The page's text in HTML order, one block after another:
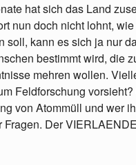
hat sich das Land
nun doch nicht lohnt,
soll, kann es sich ja nur
bestimmt wird, die
mehren wollen.
Feldforschung
von Atommüll und wer
Fragen. Der